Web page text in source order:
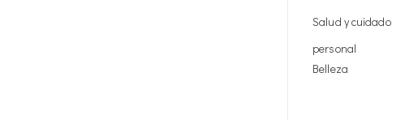
Salud y cuidado
personal
Belleza